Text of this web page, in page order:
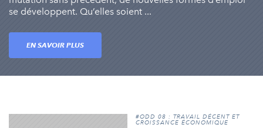
se développent. Qu’elles soient ...
EN SAVOIR PLUS
#ODD 08 : TRAVAIL DÉCENT ET
CROISSANCE ÉCONOMIQUE